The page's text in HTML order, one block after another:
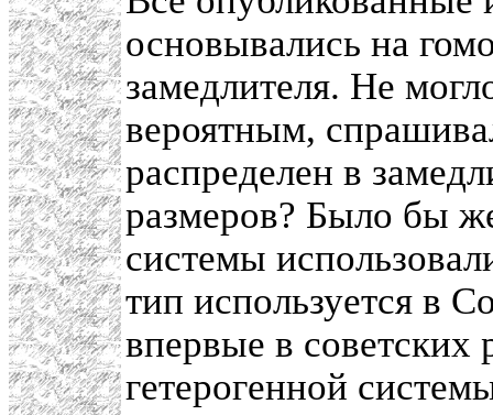
основывались на
замедлителя. Не
вероятным,
распределен в
размеров? Было бы
системы
тип используется в
впервые в советских
гетерогенной